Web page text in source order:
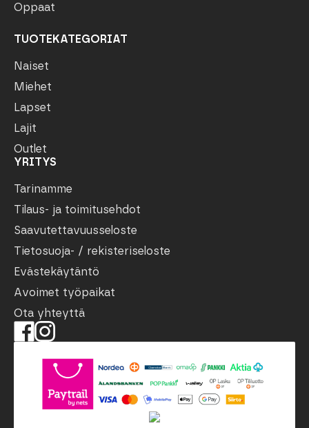
Oppaat
TUOTEKATEGORIAT
Naiset
Miehet
Lapset
Lajit
Outlet
YRITYS
Tarinamme
Tilaus- ja toimitusehdot
Saavutettavuusseloste
Tietosuoja- / rekisteriseloste
Evästekäytäntö
Avoimet työpaikat
Ota yhteyttä